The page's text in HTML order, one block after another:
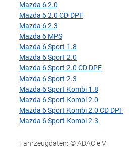
Mazda 6 2.0
Mazda 6 2.0 CD DPF
Mazda 6 2.3
Mazda 6 MPS
Mazda 6 Sport 1.8
Mazda 6 Sport 2.0
Mazda 6 Sport 2.0 CD DPF
Mazda 6 Sport 2.3
Mazda 6 Sport Kombi 1.8
Mazda 6 Sport Kombi 2.0
Mazda 6 Sport Kombi 2.0 CD DPF
Mazda 6 Sport Kombi 2.3
Fahrzeugdaten: © ADAC e.V.